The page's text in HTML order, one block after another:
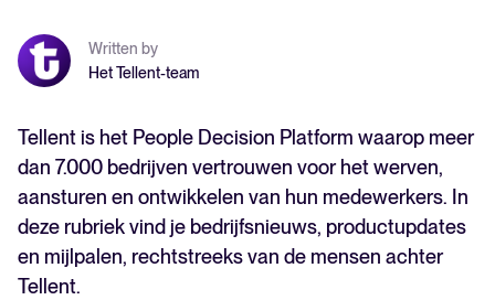
Written by
Het Tellent-team
Tellent is het People Decision Platform waarop meer
dan 7.000 bedrijven vertrouwen voor het werven,
aansturen en ontwikkelen van hun medewerkers. In
deze rubriek vind je bedrijfsnieuws, productupdates
en mijlpalen, rechtstreeks van de mensen achter
Tellent.